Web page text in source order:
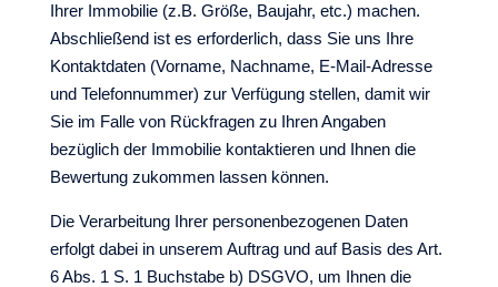
Ihrer Immobilie (z.B. Größe, Baujahr, etc.) machen.
Abschließend ist es erforderlich, dass Sie uns Ihre
Kontaktdaten (Vorname, Nachname, E-Mail-Adresse
und Telefonnummer) zur Verfügung stellen, damit wir
Sie im Falle von Rückfragen zu Ihren Angaben
bezüglich der Immobilie kontaktieren und Ihnen die
Bewertung zukommen lassen können.
Die Verarbeitung Ihrer personenbezogenen Daten
erfolgt dabei in unserem Auftrag und auf Basis des Art.
6 Abs. 1 S. 1 Buchstabe b) DSGVO, um Ihnen die